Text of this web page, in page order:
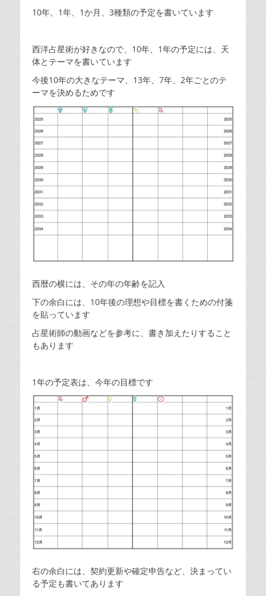
10年、1年、1か月、3種類の予定を書いています
西洋占星術が好きなので、10年、1年の予定には、天
体とテーマを書いています
今後10年の大きなテーマ、13年、7年、2年ごとのテ
ーマを決めるためです
西暦の横には、その年の年齢を記入
下の余白には、10年後の理想や目標を書くための付箋
を貼っています
占星術師の動画などを参考に、書き加えたりすること
もあります
1年の予定表は、今年の目標です
右の余白には、契約更新や確定申告など、決まってい
る予定も書いてあります